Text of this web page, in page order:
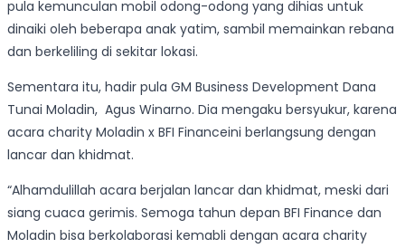
pula kemunculan mobil odong-odong yang dihias untuk
dinaiki oleh beberapa anak yatim, sambil memainkan rebana
dan berkeliling di sekitar lokasi.
Sementara itu, hadir pula GM Business Development Dana
Tunai Moladin, Agus Winarno. Dia mengaku bersyukur, karena
acara charity Moladin x BFI Financeini berlangsung dengan
lancar dan khidmat.
“Alhamdulillah acara berjalan lancar dan khidmat, meski dari
siang cuaca gerimis. Semoga tahun depan BFI Finance dan
Moladin bisa berkolaborasi kemabli dengan acara charity